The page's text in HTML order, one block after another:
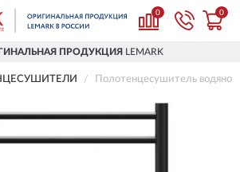
0 0
ПРОДУКЦИЯ LEMARK
Полотенцесушитель